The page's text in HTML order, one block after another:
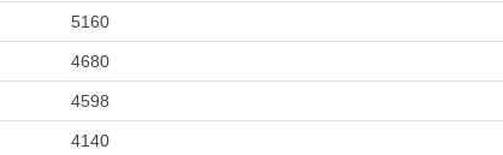
5160
4680
4598
4140